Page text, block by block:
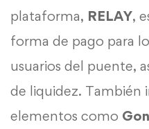
plataforma, RELAY,
forma de pago para
usuarios del puente,
de liquidez. También
elementos como